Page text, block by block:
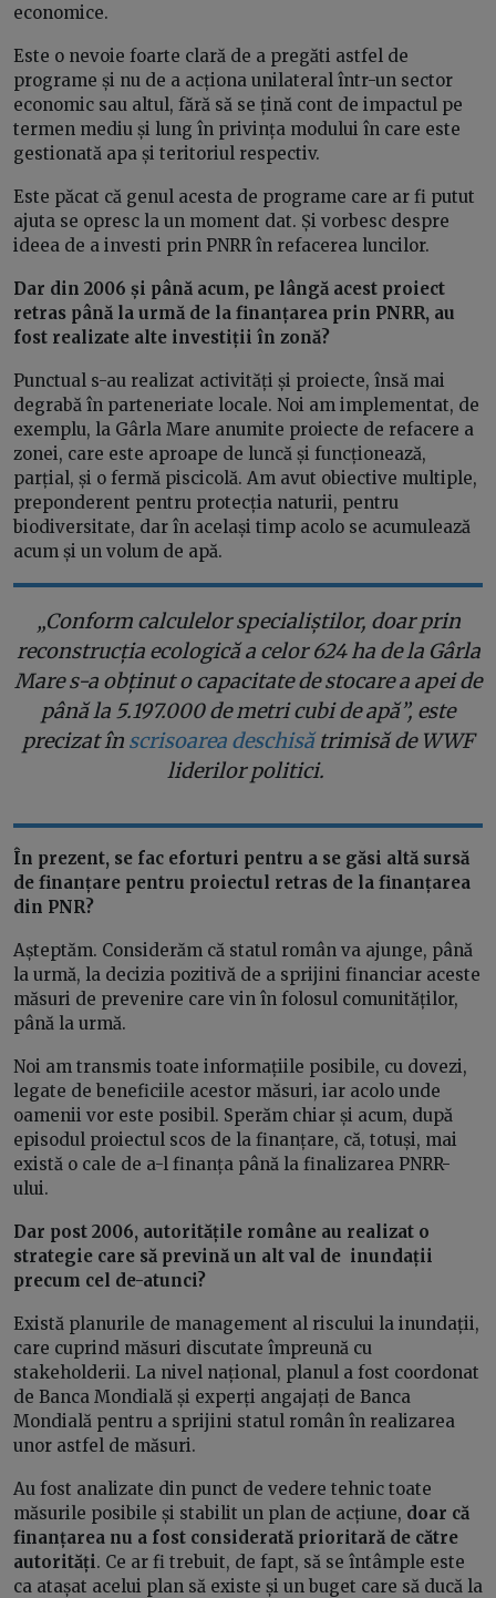
economice.
Este o nevoie foarte clară de a pregăti astfel de
programe și nu de a acționa unilateral într-un sector
economic sau altul, fără să se țină cont de impactul pe
termen mediu și lung în privința modului în care este
gestionată apa și teritoriul respectiv.
Este păcat că genul acesta de programe care ar fi putut
ajuta se opresc la un moment dat. Și vorbesc despre
ideea de a investi prin PNRR în refacerea luncilor.
Dar din 2006 și până acum, pe lângă acest proiect
retras până la urmă de la finanțarea prin PNRR, au
fost realizate alte investiții în zonă?
Punctual s-au realizat activități și proiecte, însă mai
degrabă în parteneriate locale. Noi am implementat, de
exemplu, la Gârla Mare anumite proiecte de refacere a
zonei, care este aproape de luncă și funcționează,
parțial, și o fermă piscicolă. Am avut obiective multiple,
preponderent pentru protecția naturii, pentru
biodiversitate, dar în același timp acolo se acumulează
acum și un volum de apă.
„Conform calculelor specialiștilor, doar prin
reconstrucția ecologică a celor 624 ha de la Gârla
Mare s-a obținut o capacitate de stocare a apei de
până la 5.197.000 de metri cubi de apă”, este
precizat în scrisoarea deschisătrimisă de WWF
liderilor politici.
În prezent, se fac eforturi pentru a se găsi altă sursă
de finanțare pentru proiectul retras de la finanțarea
din PNR?
Așteptăm. Considerăm că statul român va ajunge, până
la urmă, la decizia pozitivă de a sprijini financiar aceste
măsuri de prevenire care vin în folosul comunităților,
până la urmă.
Noi am transmis toate informațiile posibile, cu dovezi,
legate de beneficiile acestor măsuri, iar acolo unde
oamenii vor este posibil. Sperăm chiar și acum, după
episodul proiectul scos de la finanțare, că, totuși, mai
există o cale de a-l finanța până la finalizarea PNRR-
ului.
Dar post 2006, autoritățile române au realizat o
strategie care să prevină un alt val de inundații
precum cel de-atunci?
Există planurile de management al riscului la inundații,
care cuprind măsuri discutate împreună cu
stakeholderii. La nivel național, planul a fost coordonat
de Banca Mondială și experți angajați de Banca
Mondială pentru a sprijini statul român în realizarea
unor astfel de măsuri.
Au fost analizate din punct de vedere tehnic toate
măsurile posibile și stabilit un plan de acțiune, doar că
finanțarea nu a fost considerată prioritară de către
autorități. Ce ar fi trebuit, de fapt, să se întâmple este
ca atașat acelui plan să existe și un buget care să ducă la